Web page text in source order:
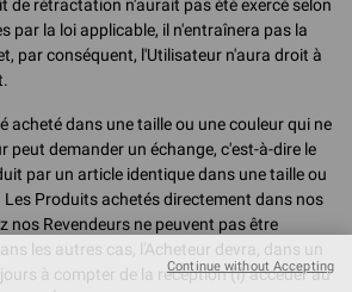
de rétractation n'aurait pas été exercé selon
par la loi applicable, il n'entraînera pas la
par conséquent, l'Utilisateur n'aura droit à
acheté dans une taille ou une couleur qui ne
peut demander un échange, c'est-à-dire le
par un article identique dans une taille ou
Produits achetés directement dans nos
nos Revendeurs ne peuvent pas être
les autres cas, l'Acheteur devra, dans un
à compter de la réception (i) accéder au
Continue without Accepting